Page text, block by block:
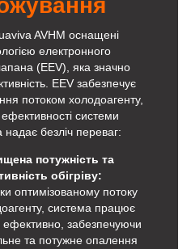
AVHM оснащені
електронного
(EEV), яка значно
EEV забезпечує
потоком холодоагенту,
системи
безліч переваг:
потужність та
обігріву:
оптимізованому потоку
система працює
ефективно, забезпечуючи
та потужне опалення